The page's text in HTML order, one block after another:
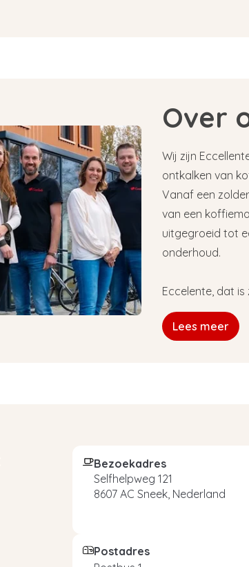
Over
Wij zijn
ontkalken van
Vanaf een
van een
uitgegroeid tot
onderhoud.
Eccelente, dat
Lees meer
Bezoekadres
Selfhelpweg 121
8607 AC Sneek, Nederland
Postadres